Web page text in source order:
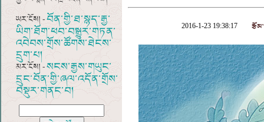
ཡར་ངོས། -བོན་གྱི་ཐ་སྙད་རྒྱ་
ཡིག་ཐོག་ཕབ་བསྒྱུར་གཏན་
འབེབས་གྲོས་ཚོགས་ཐེངས་
དྲུག་པ།
མར་ངོས། -སངས་རྒྱས་གཡུང་
དྲུང་བོན་གྱི་ཞལ་འདོན་གྲོས་
བསྡུར་གནང་བ།
2016-1-23 19:38:17